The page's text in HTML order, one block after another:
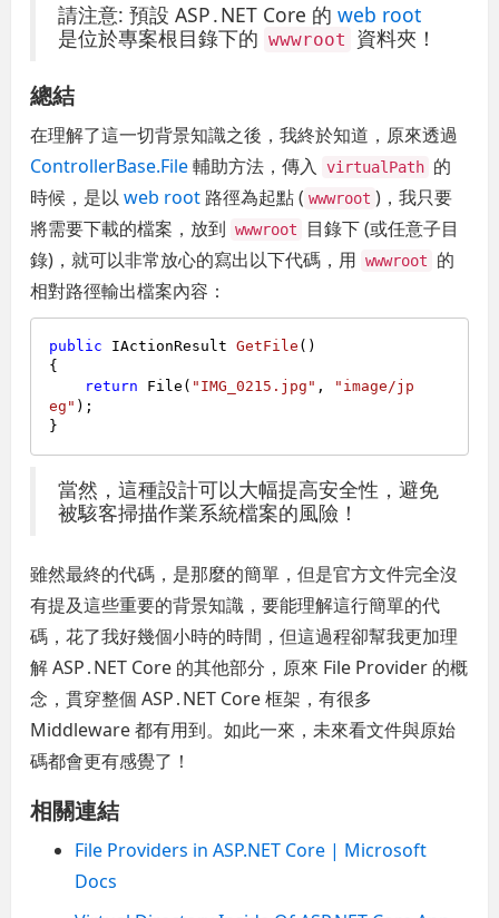
請注意: 預設 ASP․NET Core 的web root
是位於專案根目錄下的 wwwroot 資料夾！
總結
在理解了這一切背景知識之後，我終於知道，原來透過
ControllerBase.File輔助方法，傳入 virtualPath 的
時候，是以web root 路徑為起點 ( wwwroot )，我只要
將需要下載的檔案，放到 wwwroot
目錄下 (或任意子目
錄)，就可以非常放心的寫出以下代碼，用 wwwroot
的
相對路徑輸出檔案內容：
public IActionResult GetFile ()
{
return File( "IMG_0215.jpg" ,
"image/jp
eg" );
當然，這種設計可以大幅提高安全性，避免
被駭客掃描作業系統檔案的風險！
雖然最終的代碼，是那麼的簡單，但是官方文件完全沒
有提及這些重要的背景知識，要能理解這行簡單的代
碼，花了我好幾個小時的時間，但這過程卻幫我更加理
解 ASP․NET Core 的其他部分，原來 File Provider 的概
念，貫穿整個 ASP․NET Core 框架，有很多
Middleware 都有用到。如此一來，未來看文件與原始
碼都會更有感覺了！
相關連結
File Providers in ASP.NET Core | Microsoft
Docs